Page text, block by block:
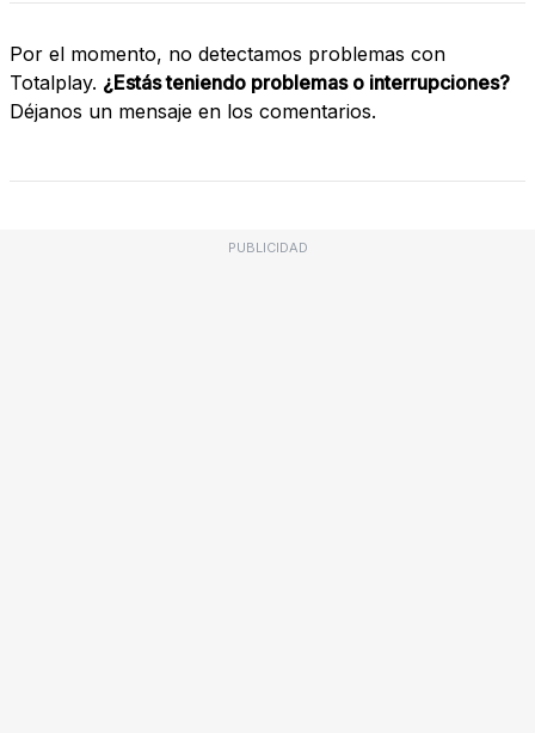
Por el momento, no detectamos problemas con
Totalplay. ¿Estás teniendo problemas o interrupciones?
Déjanos un mensaje en los comentarios.
PUBLICIDAD